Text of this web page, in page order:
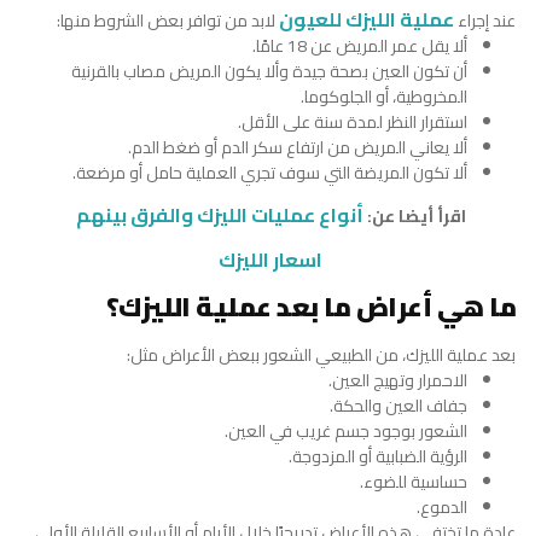
عند إجراءعملية الليزك للعيونلابد من توافر بعض الشروط منها:
ألا يقل عمر المريض عن 18 عامًا.
أن تكون العين بصحة جيدة وألا يكون المريض مصاب بالقرنية
المخروطية، أو الجلوكوما.
استقرار النظر لمدة سنة على الأقل.
ألا يعاني المريض من ارتفاع سكر الدم أو ضغط الدم.
ألا تكون المريضة التي سوف تجري العملية حامل أو مرضعة.
اقرأ أيضا عن:أنواع عمليات الليزك والفرق بينهم
اسعار الليزك
ما هي أعراض ما بعد عملية الليزك؟
بعد عملية الليزك، من الطبيعي الشعور ببعض الأعراض مثل:
الاحمرار وتهيج العين.
جفاف العين والحكة.
الشعور بوجود جسم غريب في العين.
الرؤية الضبابية أو المزدوجة.
حساسية للضوء.
الدموع.